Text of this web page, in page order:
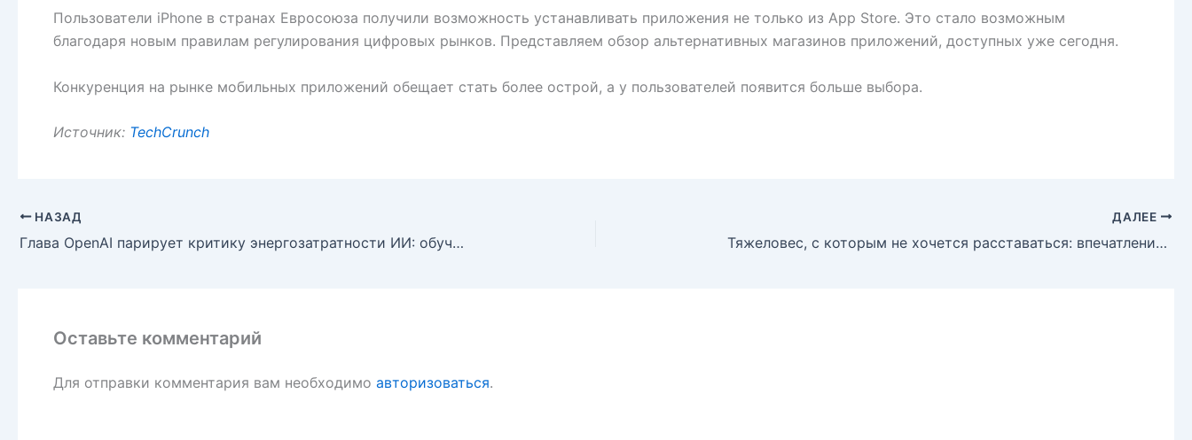
Пользователи iPhone в странах Евросоюза получили возможность устанавливать приложения не только из App Store. Это стало возможным
благодаря новым правилам регулирования цифровых рынков. Представляем обзор альтернативных магазинов приложений, доступных уже сегодня.
Конкуренция на рынке мобильных приложений обещает стать более острой, а у пользователей появится больше выбора.
Источник: TechCrunch
НАЗАД
Глава OpenAI парирует критику энергозатратности ИИ: обучение людей тоже требует ресурсов
ДАЛЕЕ
Тяжеловес, с которым не хочется расставаться: впечатления от огромного внедорожника
Оставьте комментарий
Для отправки комментария вам необходимо авторизоваться.